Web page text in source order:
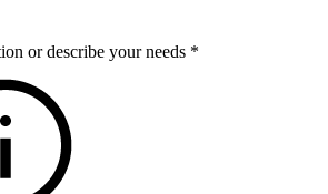
or describe your needs *